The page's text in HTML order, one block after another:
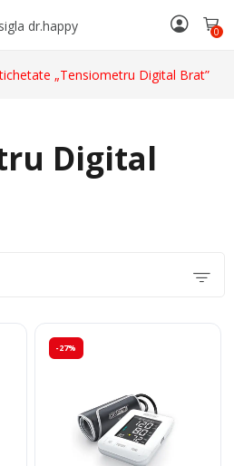
0
„Tensiometru Digital Brat”
Digital
-27%